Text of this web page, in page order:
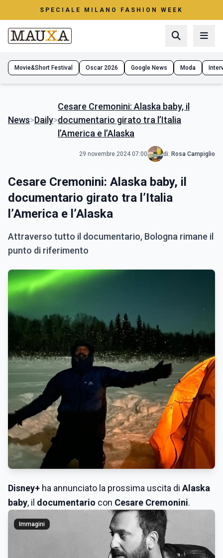
SPECIALE MILANO FASHION WEEK
Movie&Short Festival Oscar 2026 Google News Moda
News>Daily>
Cesare Cremonini: Alaska baby, il
documentario girato tra l’Italia
l’America e l’Alaska
29 novembre 2024 07:00 di: Rosa Campiglio
Cesare Cremonini: Alaska baby, il
documentario girato tra l’Italia
l’America e l’Alaska
Attraverso tutto il documentario, Bologna rimane il
punto di riferimento
Disney+ ha annunciato la prossima uscita di Alaska
baby, il documentario con Cesare Cremonini.
Immagini